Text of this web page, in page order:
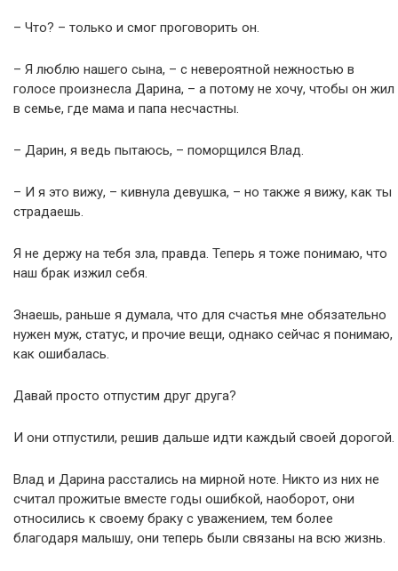
– Что? – только и смог проговорить он.
– Я люблю нашего сына, – с невероятной нежностью в
голосе произнесла Дарина, – а потому не хочу, чтобы он жил
в семье, где мама и папа несчастны.
– Дарин, я ведь пытаюсь, – поморщился Влад.
– И я это вижу, – кивнула девушка, – но также я вижу, как ты
страдаешь.
Я не держу на тебя зла, правда. Теперь я тоже понимаю, что
наш брак изжил себя.
Знаешь, раньше я думала, что для счастья мне обязательно
нужен муж, статус, и прочие вещи, однако сейчас я понимаю,
как ошибалась.
Давай просто отпустим друг друга?
И они отпустили, решив дальше идти каждый своей дорогой.
Влад и Дарина расстались на мирной ноте. Никто из них не
считал прожитые вместе годы ошибкой, наоборот, они
относились к своему браку с уважением, тем более
благодаря малышу, они теперь были связаны на всю жизнь.